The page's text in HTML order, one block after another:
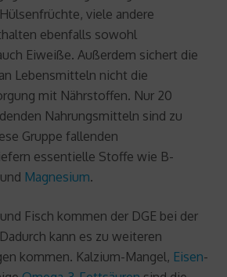
viele andere
ebenfalls sowohl
Eiweiße. Außerdem sichert die
Lebensmitteln nicht die
mit Nährstoffen. Nur 20
Nahrungsmitteln sind zu
Gruppe fallenden
essentielle Stoffe wie B-
Magnesium.
Fisch kommen der DGE bei der
kann es zu weiteren
kommen. Kalzium-Mangel, Eisen-